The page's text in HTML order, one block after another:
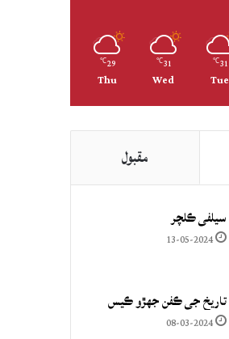
31
℃
Tue
31
℃
Wed
29
℃
Thu
مقبول
سيلفي ڪلچر
13-05-2024
تاريخ جي ڪفن جھڙو ڪيس
08-03-2024